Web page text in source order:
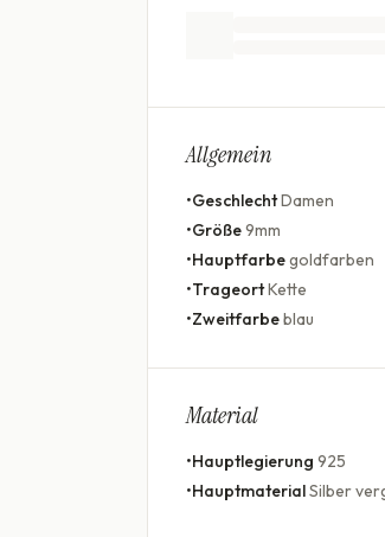
Allgemein
•GeschlechtDamen
•Größe9mm
•Hauptfarbegoldfarben
•TrageortKette
•Zweitfarbeblau
Material
•Hauptlegierung 925
•HauptmaterialSilber